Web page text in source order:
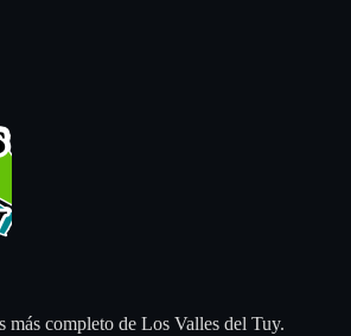
más completo de Los Valles del Tuy.